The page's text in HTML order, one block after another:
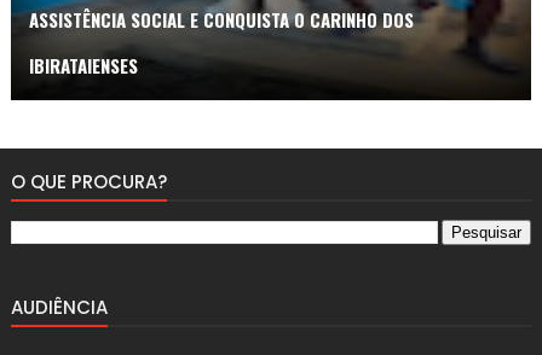
ASSISTÊNCIA SOCIAL E CONQUISTA O CARINHO DOS
IBIRATAIENSES
O QUE PROCURA?
AUDIÊNCIA